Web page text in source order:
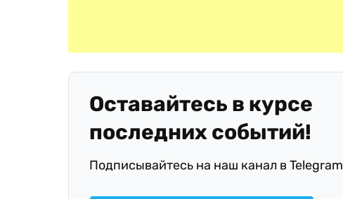
Оставайтесь в курсе
последних событий!
Подписывайтесь на наш канал в Telegram